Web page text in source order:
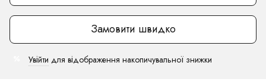
Замовити швидко
Увійти для відображення накопичувальної знижки